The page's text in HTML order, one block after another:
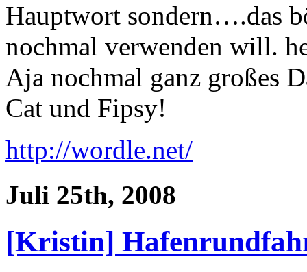
Hauptwort sondern….das
nochmal verwenden will.
Aja nochmal ganz großes
Cat und Fipsy!
http://wordle.net/
Juli 25th, 2008
[Kristin]